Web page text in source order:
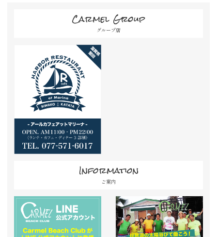
Carmel Group
グループ店
Information
ご案内